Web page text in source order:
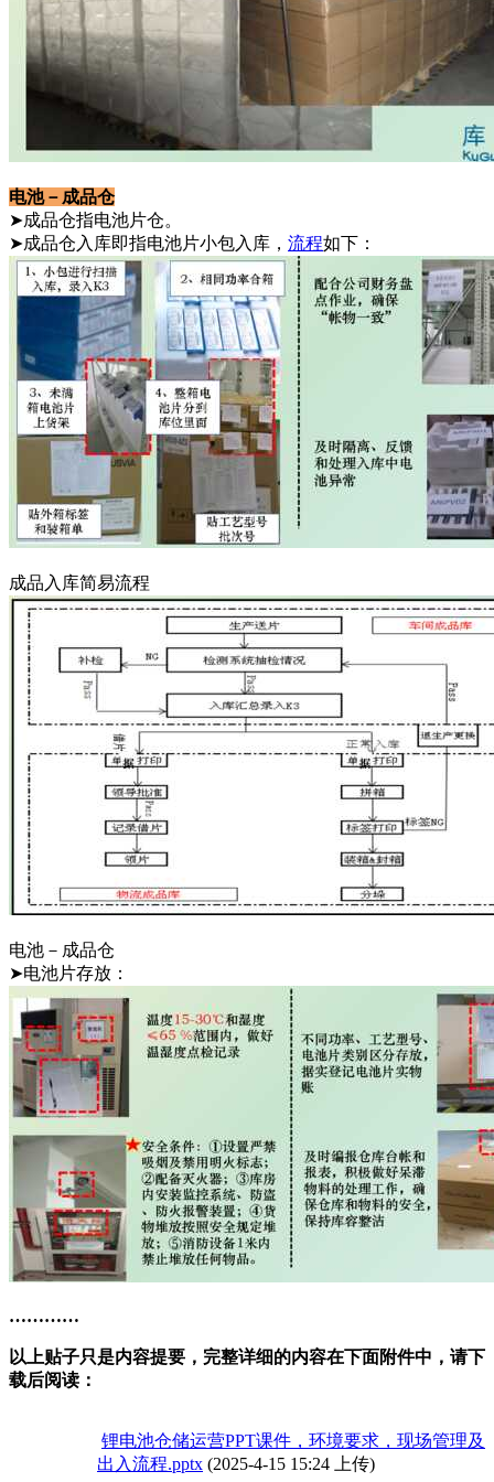
电池－成品仓
➤成品仓指电池片仓。
➤成品仓入库即指电池片小包入库， 流程如下：
成品入库简易流程
电池－成品仓
➤电池片存放：
…………
以上贴子只是内容提要，完整详细的内容在下面附件中，请下
载后阅读：
锂电池仓储运营PPT课件，环境要求，现场管理及
出入流程.pptx (2025-4-15 15:24 上传)